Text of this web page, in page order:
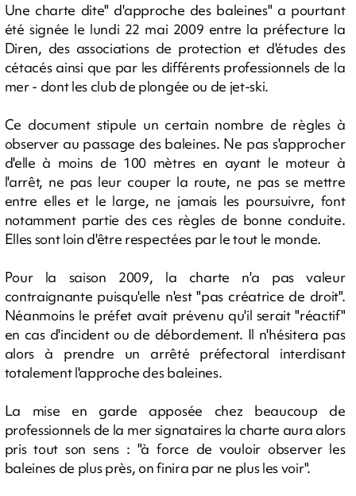
Une charte dite" d'approche des baleines" a pourtant
été signée le lundi 22 mai 2009 entre la préfecture la
Diren, des associations de protection et d'études des
cétacés ainsi que par les différents professionnels de la
mer - dont les club de plongée ou de jet-ski.
Ce document stipule un certain nombre de règles à
observer au passage des baleines. Ne pas s'approcher
d'elle à moins de 100 mètres en ayant le moteur à
l'arrêt, ne pas leur couper la route, ne pas se mettre
entre elles et le large, ne jamais les poursuivre, font
notamment partie des ces règles de bonne conduite.
Elles sont loin d'être respectées par le tout le monde.
Pour la saison 2009, la charte n'a pas valeur
contraignante puisqu'elle n'est "pas créatrice de droit".
Néanmoins le préfet avait prévenu qu'il serait "réactif"
en cas d'incident ou de débordement. Il n'hésitera pas
alors à prendre un arrêté préfectoral interdisant
totalement l'approche des baleines.
La mise en garde apposée chez beaucoup de
professionnels de la mer signataires la charte aura alors
pris tout son sens : "à force de vouloir observer les
baleines de plus près, on finira par ne plus les voir".